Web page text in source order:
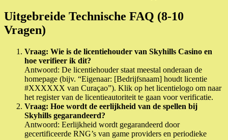
Uitgebreide Technische FAQ (8-10
Vragen)
Vraag: Wie is de licentiehouder van Skyhills Casino en
hoe verifieer ik dit?
Antwoord: De licentiehouder staat meestal onderaan de
homepage (bijv. “Eigenaar: [Bedrijfsnaam] houdt licentie
#XXXXXX van Curaçao”). Klik op het licentielogo om naar
het register van de licentieautoriteit te gaan voor verificatie.
Vraag: Hoe wordt de eerlijkheid van de spellen bij
Skyhills gegarandeerd?
Antwoord: Eerlijkheid wordt gegarandeerd door
gecertificeerde RNG’s van game providers en periodieke